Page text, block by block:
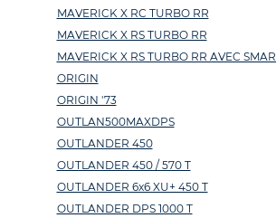
MAVERICK X RC TURBO RR
MAVERICK X RS TURBO RR
MAVERICK X RS TURBO RR AVEC
ORIGIN
ORIGIN '73
OUTLAN500MAXDPS
OUTLANDER 450
OUTLANDER 450 / 570 T
OUTLANDER 6x6 XU+ 450 T
OUTLANDER DPS 1000 T